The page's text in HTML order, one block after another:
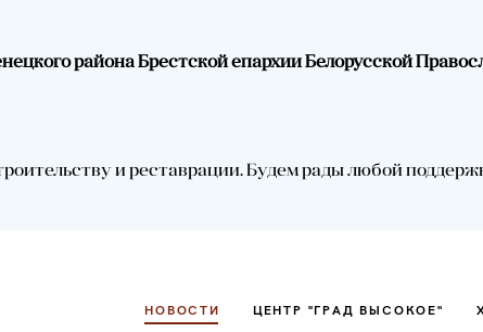
района Брестской епархии Белорусской
и реставрации. Будем рады любой
НОВОСТИ ЦЕНТР "ГРАД ВЫСОКОЕ"